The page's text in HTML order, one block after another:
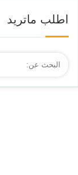
اطلب ماتريد
البحث